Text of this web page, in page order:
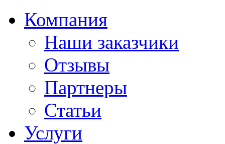
Компания
Наши заказчики
Отзывы
Партнеры
Статьи
Услуги